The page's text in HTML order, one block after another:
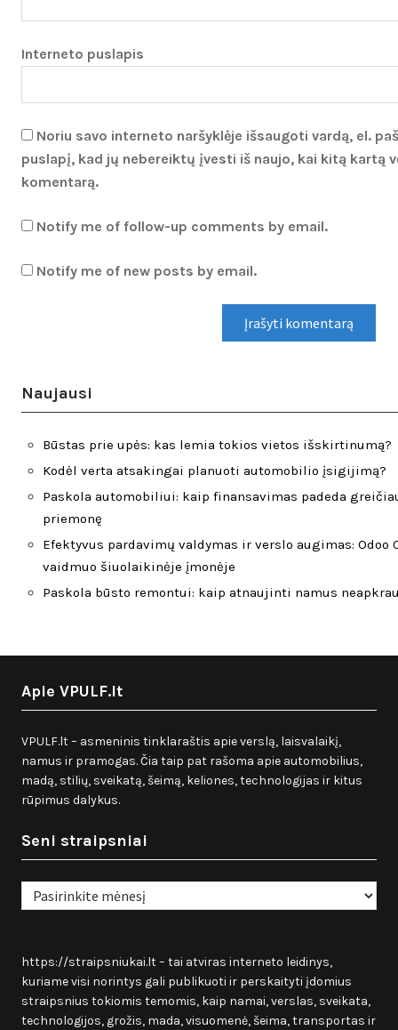
Interneto puslapis
Noriu savo interneto naršyklėje išsaugoti vardą, el.
puslapį, kad jų nebereiktų įvesti iš naujo, kai kitą kartą
komentarą.
Notify me of follow-up comments by email.
Notify me of new posts by email.
Naujausi
Būstas prie upės: kas lemia tokios vietos išskirtinumą?
Kodėl verta atsakingai planuoti automobilio įsigijimą?
Paskola automobiliui: kaip finansavimas padeda
priemonę
Efektyvus pardavimų valdymas ir verslo augimas: Odoo
vaidmuo šiuolaikinėje įmonėje
Paskola būsto remontui: kaip atnaujinti namus
Apie VPULF.lt
VPULF.lt – asmeninis tinklaraštis apie verslą, laisvalaikį,
namus ir pramogas. Čia taip pat rašoma apie automobilius,
madą, stilių, sveikatą, šeimą, keliones, technologijas ir kitus
rūpimus dalykus.
Seni straipsniai
Seni
straipsniai
https://straipsniukai.lt– tai atviras interneto leidinys,
kuriame visi norintys gali publikuoti ir perskaityti įdomius
straipsnius tokiomis temomis, kaip namai, verslas, sveikata,
technologijos, grožis, mada, visuomenė, šeima, transportas ir